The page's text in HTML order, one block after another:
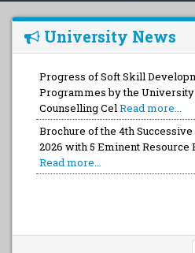
University News
Progress of Soft Skill
Programmes by the University
Counselling CelRead more...
Brochure of the 4th
2026 with 5 Eminent
Read more...